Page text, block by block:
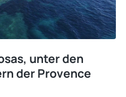
unter den
der Provence